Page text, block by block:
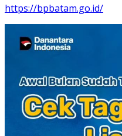
https://bpbatam.go.id/